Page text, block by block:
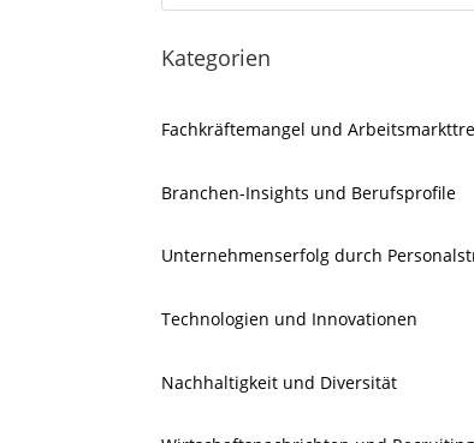
Kategorien
Fachkräftemangel und
Branchen-Insights und Berufsprofile
Unternehmenserfolg durch
Technologien und Innovationen
Nachhaltigkeit und Diversität